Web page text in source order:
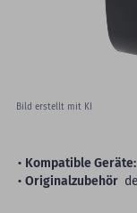
Bild erstellt mit KI
Kompatible Geräte:
Originalzubehör